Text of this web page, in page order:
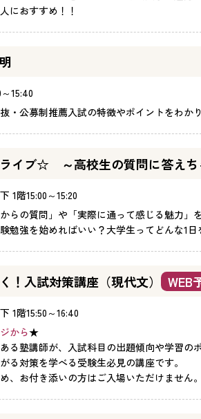
におすすめ！！
15:40
・公募制推薦入試の特徴やポイントをわか
イブ☆ ～高校生の質問に答えち
1階15:00～15:20
らの質問」や「実際に通って感じる魅力」
勉強を始めればいい？大学生ってどんな1
！入試対策講座（現代文） WEB
1階15:50～16:40
から★
る塾講師が、入試科目の出題傾向や学習
る対策を学べる受験生必見の講座です。
、お付き添いの方はご入場いただけません。